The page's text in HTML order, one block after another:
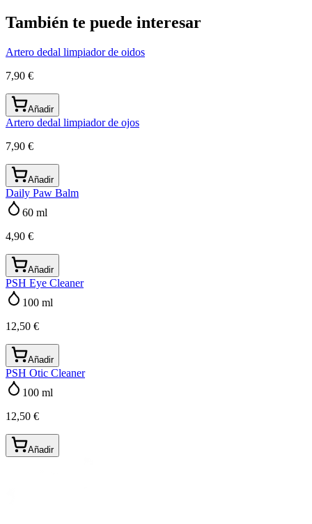
También te puede interesar
Artero dedal limpiador de oidos
7,90 €
Añadir
Artero dedal limpiador de ojos
7,90 €
Añadir
Daily Paw Balm
60 ml
4,90 €
Añadir
PSH Eye Cleaner
100 ml
12,50 €
Añadir
PSH Otic Cleaner
100 ml
12,50 €
Añadir